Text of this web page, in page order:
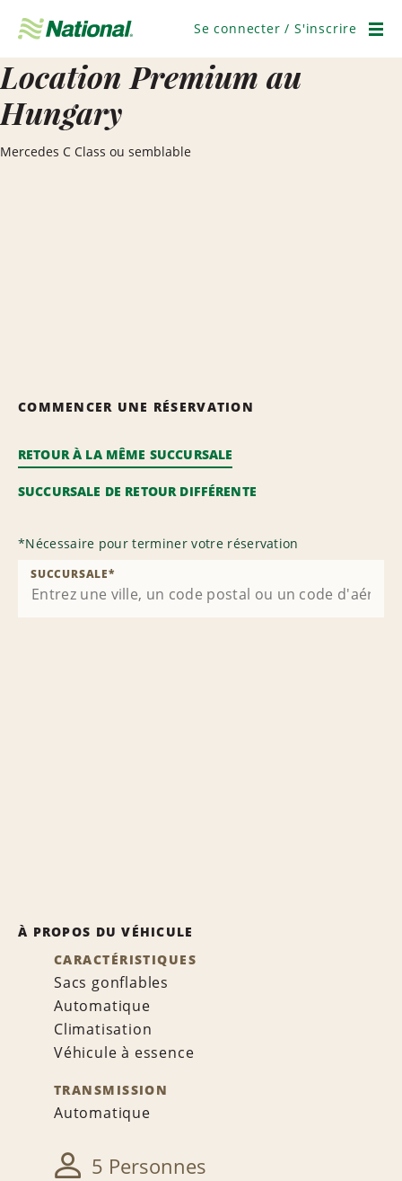
navigation
Se connecter / S'inscrire
Location Premium au
Hungary
Mercedes C Class ou semblable
COMMENCER UNE RÉSERVATION
RETOUR À LA MÊME SUCCURSALE
SUCCURSALE DE RETOUR DIFFÉRENTE
*Nécessaire pour terminer votre réservation
SUCCURSALE*
À PROPOS DU VÉHICULE
CARACTÉRISTIQUES
Sacs gonflables
Automatique
Climatisation
Véhicule à essence
TRANSMISSION
Automatique
5 Personnes